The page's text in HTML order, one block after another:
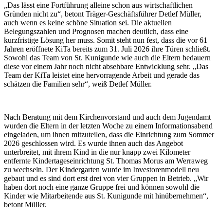
„Das lässt eine Fortführung alleine schon aus wirtschaftlichen
Gründen nicht zu“, betont Träger-Geschäftsführer Detlef Müller,
auch wenn es keine schöne Situation sei. Die aktuellen
Belegungszahlen und Prognosen machen deutlich, dass eine
kurzfristige Lösung her muss. Somit steht nun fest, dass die vor 61
Jahren eröffnete KiTa bereits zum 31. Juli 2026 ihre Türen schließt.
Sowohl das Team von St. Kunigunde wie auch die Eltern bedauern
diese vor einem Jahr noch nicht absehbare Entwicklung sehr. „Das
Team der KiTa leistet eine hervorragende Arbeit und gerade das
schätzen die Familien sehr“, weiß Detlef Müller.
Nach Beratung mit dem Kirchenvorstand und auch dem Jugendamt
wurden die Eltern in der letzten Woche zu einem Informationsabend
eingeladen, um ihnen mitzuteilen, dass die Einrichtung zum Sommer
2026 geschlossen wird. Es wurde ihnen auch das Angebot
unterbreitet, mit ihrem Kind in die nur knapp zwei Kilometer
entfernte Kindertageseinrichtung St. Thomas Morus am Werraweg
zu wechseln. Der Kindergarten wurde im Investorenmodell neu
gebaut und es sind dort erst drei von vier Gruppen in Betrieb. „Wir
haben dort noch eine ganze Gruppe frei und können sowohl die
Kinder wie Mitarbeitende aus St. Kunigunde mit hinübernehmen“,
betont Müller.